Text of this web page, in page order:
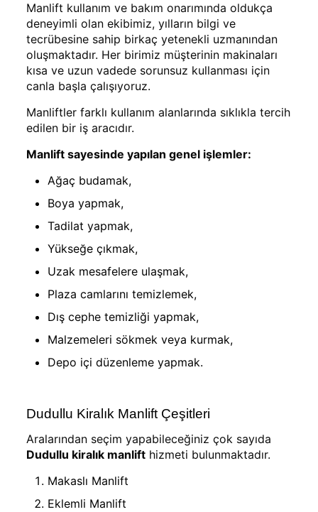
Manlift kullanım ve bakım onarımında oldukça
deneyimli olan ekibimiz, yılların bilgi ve
tecrübesine sahip birkaç yetenekli uzmanından
oluşmaktadır. Her birimiz müşterinin makinaları
kısa ve uzun vadede sorunsuz kullanması için
canla başla çalışıyoruz.
Manliftler farklı kullanım alanlarında sıklıkla tercih
edilen bir iş aracıdır.
Manlift sayesinde yapılan genel işlemler:
Ağaç budamak,
Boya yapmak,
Tadilat yapmak,
Yükseğe çıkmak,
Uzak mesafelere ulaşmak,
Plaza camlarını temizlemek,
Dış cephe temizliği yapmak,
Malzemeleri sökmek veya kurmak,
Depo içi düzenleme yapmak.
Dudullu Kiralık Manlift Çeşitleri
Aralarından seçim yapabileceğiniz çok sayıda
Dudullu kiralık manlifthizmeti bulunmaktadır.
Makaslı Manlift
Eklemli Manlift